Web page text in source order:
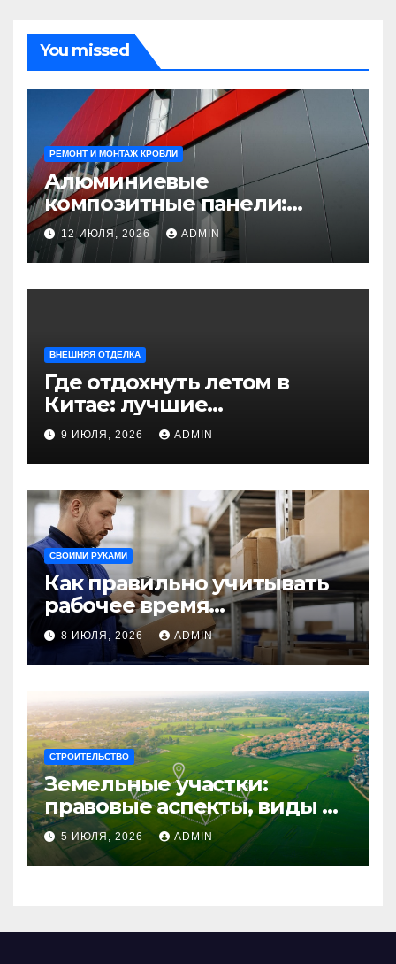
You missed
РЕМОНТ И МОНТАЖ КРОВЛИ
Алюминиевые
композитные панели:
универсальное решение
для современного
строительства и дизайна
12 ИЮЛЯ, 2026 ADMIN
ВНЕШНЯЯ ОТДЕЛКА
Где отдохнуть летом в
Китае: лучшие
направления для
незабываемого
путешествия
9 ИЮЛЯ, 2026 ADMIN
СВОИМИ РУКАМИ
Как правильно учитывать
рабочее время
сотрудников: советы для
бизнеса
8 ИЮЛЯ, 2026 ADMIN
СТРОИТЕЛЬСТВО
Земельные участки:
правовые аспекты, виды и
возможности
использования
5 ИЮЛЯ, 2026 ADMIN